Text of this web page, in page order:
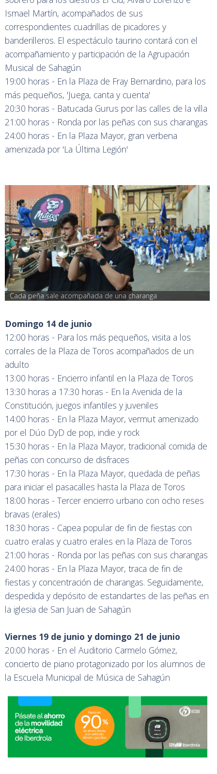
Ismael Martín, acompañados de sus
correspondientes cuadrillas de picadores y
banderilleros. El espectáculo taurino contará con el
acompañamiento y participación de la Agrupación
Musical de Sahagún
19:00 horas - En la Plaza de Fray Bernardino, para los
más pequeños, 'Juega, canta y cuenta'
20:30 horas - Batucada Gurus por las calles de la villa
21:00 horas - Ronda por las peñas con sus charangas
24:00 horas - En la Plaza Mayor, gran verbena
amenizada por 'La Última Legión'
Cada peña sale acompañada de una charanga
Domingo 14 de junio
12:00 horas - Para los más pequeños, visita a los
corrales de la Plaza de Toros acompañados de un
adulto
13:00 horas - Encierro infantil en la Plaza de Toros
13:30 horas a 17:30 horas - En la Avenida de la
Constitución, juegos infantiles y juveniles
14:00 horas - En la Plaza Mayor, vermut amenizado
por el Dúo DyD de pop, indie y rock
15:30 horas - En la Plaza Mayor, tradicional comida de
peñas con concurso de disfraces
17:30 horas - En la Plaza Mayor, quedada de peñas
para iniciar el pasacalles hasta la Plaza de Toros
18:00 horas - Tercer encierro urbano con ocho reses
bravas (erales)
18:30 horas - Capea popular de fin de fiestas con
cuatro eralas y cuatro erales en la Plaza de Toros
21:00 horas - Ronda por las peñas con sus charangas
24:00 horas - En la Plaza Mayor, traca de fin de
fiestas y concentración de charangas. Seguidamente,
despedida y depósito de estandartes de las peñas en
la iglesia de San Juan de Sahagún
Viernes 19 de junio y domingo 21 de junio
20:00 horas - En el Auditorio Carmelo Gómez,
concierto de piano protagonizado por los alumnos de
la Escuela Municipal de Música de Sahagún